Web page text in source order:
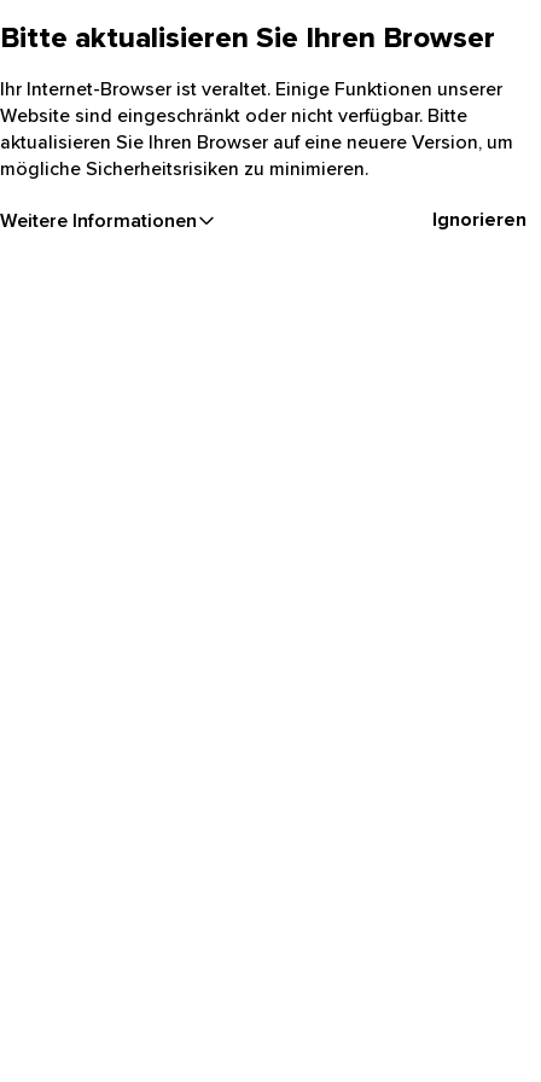
Bitte aktualisieren Sie Ihren Browser
Ihr Internet-Browser ist veraltet. Einige Funktionen unserer
Website sind eingeschränkt oder nicht verfügbar. Bitte
aktualisieren Sie Ihren Browser auf eine neuere Version, um
mögliche Sicherheitsrisiken zu minimieren.
Weitere Informationen Ignorieren